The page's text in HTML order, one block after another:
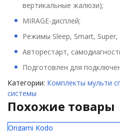
вертикальные жалюзи);
MIRAGE-дисплей;
Режимы Sleep, Smart,
Авторестарт,
Подготовлен для
Категории: Комплекты мульти
системы
Похожие товары
Origami Kodo